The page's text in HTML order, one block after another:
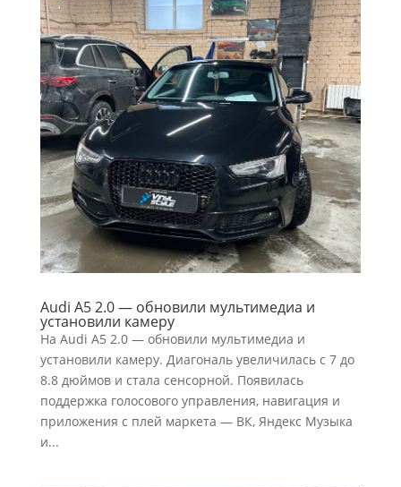
Audi A5 2.0 — обновили мультимедиа и
установили камеру
На Audi A5 2.0 — обновили мультимедиа и
установили камеру. Диагональ увеличилась с 7 до
8.8 дюймов и стала сенсорной. Появилась
поддержка голосового управления, навигация и
приложения с плей маркета — ВК, Яндекс Музыка
и...